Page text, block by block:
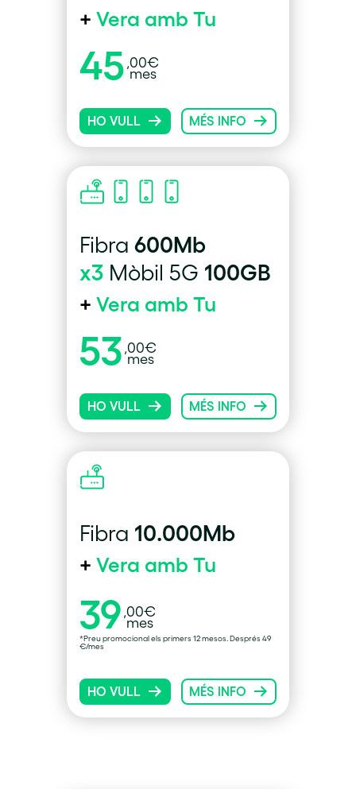
+ Vera amb Tu
45,00€
mes
HO VULL MÉS INFO
Fibra 600Mb
x3 Mòbil 5G 100GB
+ Vera amb Tu
53,00€
mes
HO VULL MÉS INFO
Fibra 10.000Mb
+ Vera amb Tu
39,00€
mes
*Preu promocional els primers 12 mesos. Després 49
€/mes
HO VULL MÉS INFO